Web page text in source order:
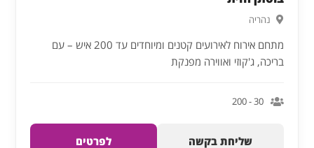
נהריה
מתחם אירוח לאירועים קטנים ומיוחדים עד 200 איש – עם
בריכה, ג'קוזי ואווירה מפנקת
30 - 200
שליחת בקשה לפרטים